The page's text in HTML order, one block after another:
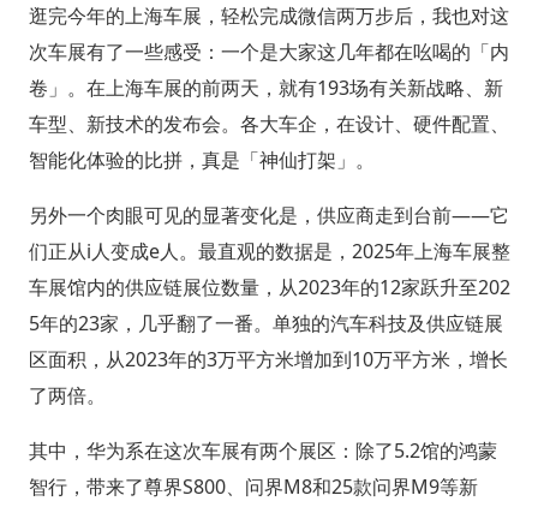
逛完今年的上海车展，轻松完成微信两万步后，我也对这
次车展有了一些感受：一个是大家这几年都在吆喝的「内
卷」。在上海车展的前两天，就有193场有关新战略、新
车型、新技术的发布会。各大车企，在设计、硬件配置、
智能化体验的比拼，真是「神仙打架」。
另外一个肉眼可见的显著变化是，供应商走到台前——它
们正从i人变成e人。最直观的数据是，2025年上海车展整
车展馆内的供应链展位数量，从2023年的12家跃升至202
5年的23家，几乎翻了一番。单独的汽车科技及供应链展
区面积，从2023年的3万平方米增加到10万平方米，增长
了两倍。
其中，华为系在这次车展有两个展区：除了5.2馆的鸿蒙
智行，带来了尊界S800、问界M8和25款问界M9等新